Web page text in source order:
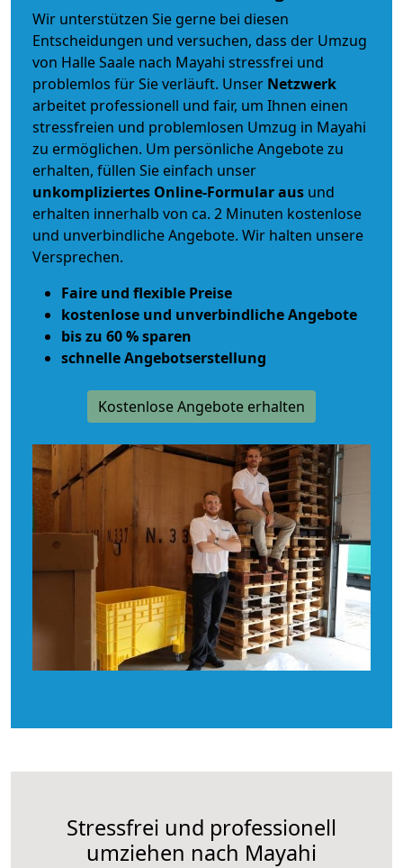
Wir unterstützen Sie gerne bei diesen
Entscheidungen und versuchen, dass der Umzug
von Halle Saale nach Mayahi stressfrei und
problemlos für Sie verläuft. Unser Netzwerk
arbeitet professionell und fair, um Ihnen einen
stressfreien und problemlosen Umzug in Mayahi
zu ermöglichen. Um persönliche Angebote zu
erhalten, füllen Sie einfach unser
unkompliziertes Online-Formular aus und
erhalten innerhalb von ca. 2 Minuten kostenlose
und unverbindliche Angebote. Wir halten unsere
Versprechen.
Faire und flexible Preise
kostenlose und unverbindliche Angebote
bis zu 60 % sparen
schnelle Angebotserstellung
Kostenlose Angebote erhalten
Stressfrei und professionell
umziehen nach Mayahi